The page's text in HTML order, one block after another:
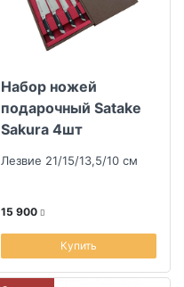
Набор ножей
подарочный Satake
Sakura 4шт
Лезвие 21/15/13,5/10 см
15 900
Купить